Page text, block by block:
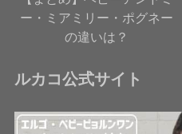
ー・ミアミリー・ポグネー
の違いは？
ルカコ公式サイト